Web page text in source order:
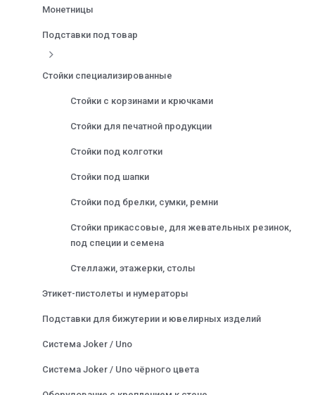
Монетницы
Подставки под товар
Стойки специализированные
Стойки с корзинами и крючками
Стойки для печатной продукции
Стойки под колготки
Стойки под шапки
Стойки под брелки, сумки, ремни
Стойки прикассовые, для жевательных резинок,
под специи и семена
Стеллажи, этажерки, столы
Этикет-пистолеты и нумераторы
Подставки для бижутерии и ювелирных изделий
Система Joker / Uno
Система Joker / Uno чёрного цвета